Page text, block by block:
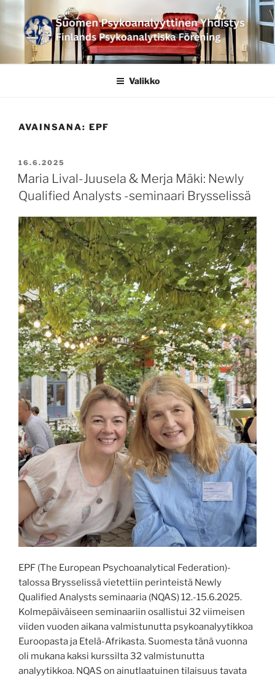
sisältöön
SUOMEN
PSYKOANALYYTTINEN
PSYKOANALYTISKA
Valikko
AVAINSANA: EPF
JULKAISTU
16.6.2025
Maria Lival-Juusela & Merja Mäki: Newly
Qualified Analysts -seminaari Brysselissä
EPF (The European Psychoanalytical Federation)-
talossa Brysselissä vietettiin perinteistä Newly
Qualified Analysts seminaaria (NQAS) 12.-15.6.2025.
Kolmepäiväiseen seminaariin osallistui 32 viimeisen
viiden vuoden aikana valmistunutta psykoanalyytikkoa
Euroopasta ja Etelä-Afrikasta. Suomesta tänä vuonna
oli mukana kaksi kurssilta 32 valmistunutta
analyytikkoa. NQAS on ainutlaatuinen tilaisuus tavata